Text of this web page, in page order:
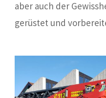
aber auch der
gerüstet und